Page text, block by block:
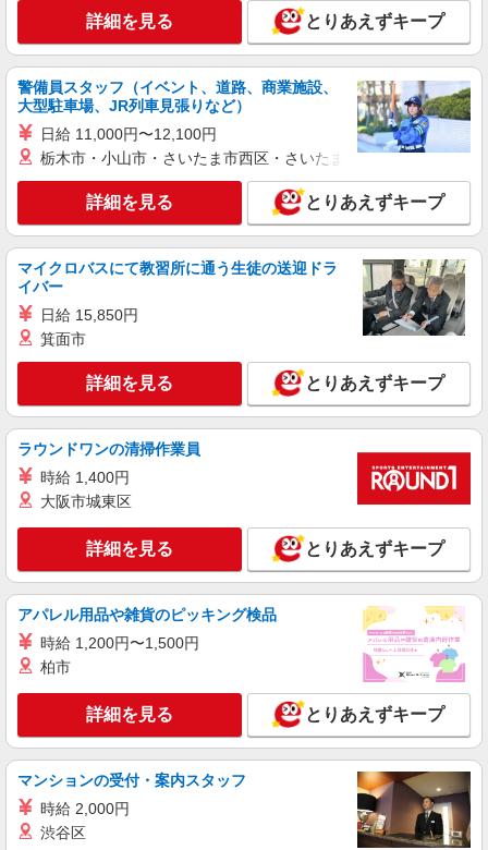
株式会社kotrio /●SW-S-2087032
西大宮駅☆サ高住の生活サポートSTAFF♪週3
日勤務OK◎
時給1550円〜2312円 ＜交通費全支給(ガソリ
ン代含む)＞
西大宮
キープ 詳細を見る
職業紹介
株式会社kotrio /●SW-S-2022035
≪西大宮駅≫定着率高い人気のデイサービスス
【正社員】月給240,000〜400,000円 ・基本
30,000円 ・役職手当：10,000〜70,000円 ・処遇改
善手当：20,000〜60,000円（勤続年数、保有資格
により変動） ・固定残業手当：20,000円（10時
間） ※固定残業時間を超過する場合には超過勤務
手当として別途支給 下記資格をお持ちの方歓迎 ・
認知症介護基礎研修 ・初任者研修 ・実務者研修
キープ 詳細を見る
派遣社員
株式会社トラストグロース 新宿本社 第3営業部
時給：初任者研修1350円/実務者研修1450円/介
護福祉士1600円 ※資格や経験による
埼玉県さいたま市西区
キープ 詳細を見る
株式会社kotrio /●SW-S-2098009
介護職の正社員で夜勤一切ナシ！デイサービス
★西大宮駅
【正社員】月給240,000〜400,000円 ・基本
給：200,000円〜220,000円 ・資格手当：10,000〜
30,000円 ・役職手当：10,000〜70,000円 ・処遇改
善手当：20,000〜60,000円（勤続年数、保有資格
詳細を見る とりあえずキープ
警備員スタッフ（イベント、道路、商業施設、
大型駐車場、JR列車見張りなど）
日給 11,000円〜12,100円
栃木市・小山市・さいたま市西区・さいたま市岩槻区・久喜市・
詳細を見る とりあえずキープ
マイクロバスにて教習所に通う生徒の送迎ドラ
イバー
日給 15,850円
箕面市
詳細を見る とりあえずキープ
ラウンドワンの清掃作業員
時給 1,400円
大阪市城東区
詳細を見る とりあえずキープ
アパレル用品や雑貨のピッキング検品
時給 1,200円〜1,500円
柏市
詳細を見る とりあえずキープ
マンションの受付・案内スタッフ
時給 2,000円
渋谷区